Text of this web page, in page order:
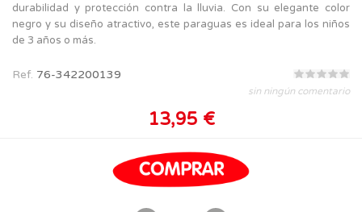
durabilidad y protección contra la lluvia. Con su elegante color
negro y su diseño atractivo, este paraguas es ideal para los niños
de 3 años o más.
Ref. 76-342200139
sin ningún comentario
13,95 €